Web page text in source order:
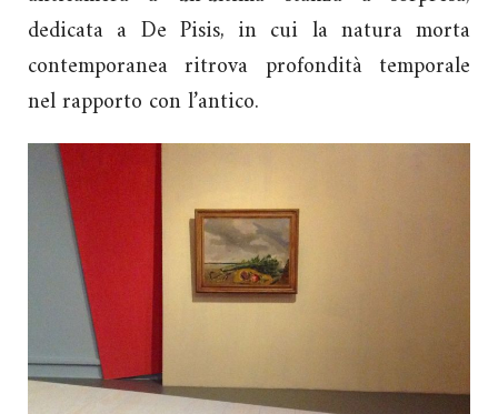
dedicata a De Pisis, in cui la natura morta
contemporanea ritrova profondità temporale
nel rapporto con l’antico.